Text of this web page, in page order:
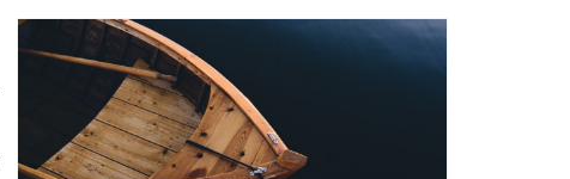
Ètica i Integritat
Retiment de Comptes
Accés a Informació Pública
Entitats
Equipaments